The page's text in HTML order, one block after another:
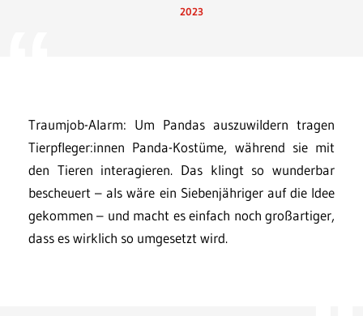
2023
Traumjob-Alarm: Um Pandas auszuwildern tragen
Tierpfleger:innen Panda-Kostüme, während sie mit
den Tieren interagieren. Das klingt so wunderbar
bescheuert – als wäre ein Siebenjähriger auf die Idee
gekommen – und macht es einfach noch großartiger,
dass es wirklich so umgesetzt wird.